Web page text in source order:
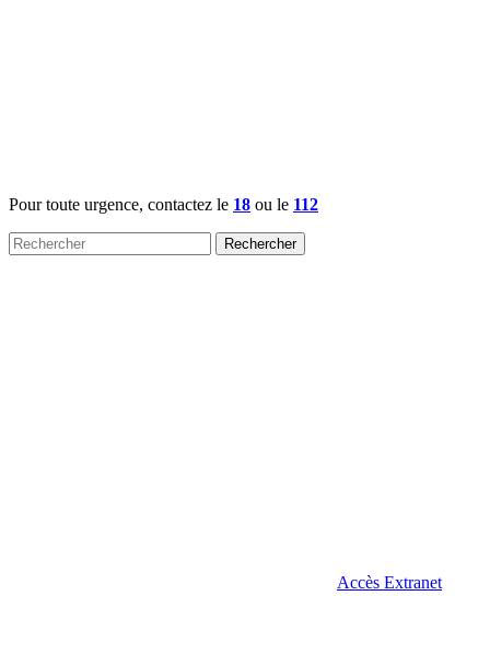
Pour toute urgence, contactez le 18 ou le 112
Rechercher :
Accès Extranet